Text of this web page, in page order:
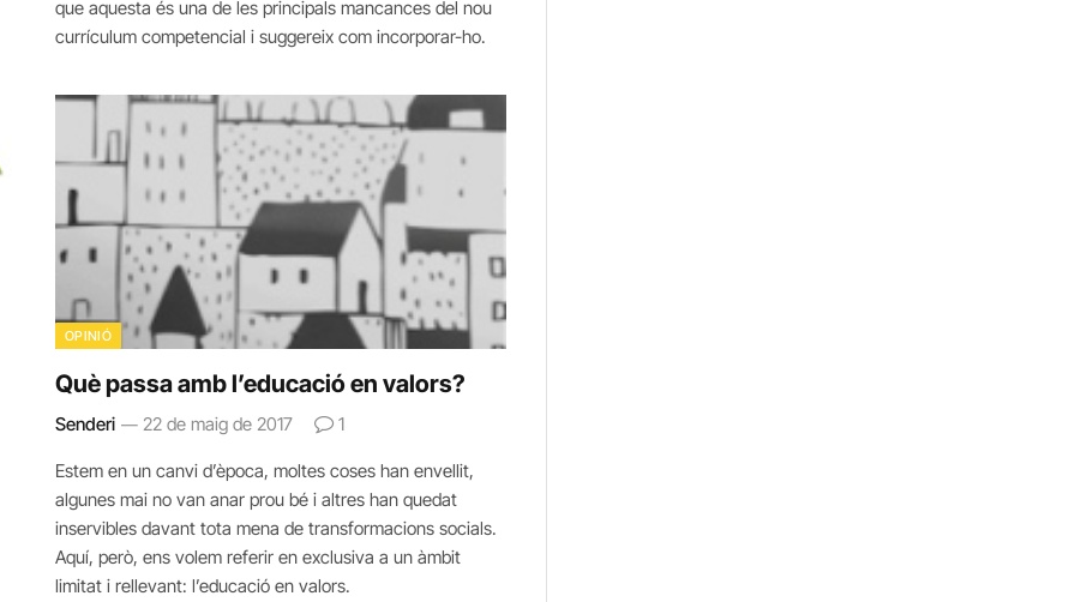
que aquesta és una de les principals mancances del nou
currículum competencial i suggereix com incorporar-ho.
OPINIÓ
Què passa amb l’educació en valors?
Senderi 22 de maig de 2017 1
Estem en un canvi d’època, moltes coses han envellit,
algunes mai no van anar prou bé i altres han quedat
inservibles davant tota mena de transformacions socials.
Aquí, però, ens volem referir en exclusiva a un àmbit
limitat i rellevant: l’educació en valors.